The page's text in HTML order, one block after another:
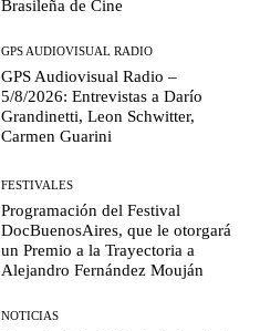
Brasileña de Cine
GPS AUDIOVISUAL RADIO
GPS Audiovisual Radio –
5/8/2026: Entrevistas a Darío
Grandinetti, Leon Schwitter,
Carmen Guarini
FESTIVALES
Programación del Festival
DocBuenosAires, que le otorgará
un Premio a la Trayectoria a
Alejandro Fernández Mouján
NOTICIAS